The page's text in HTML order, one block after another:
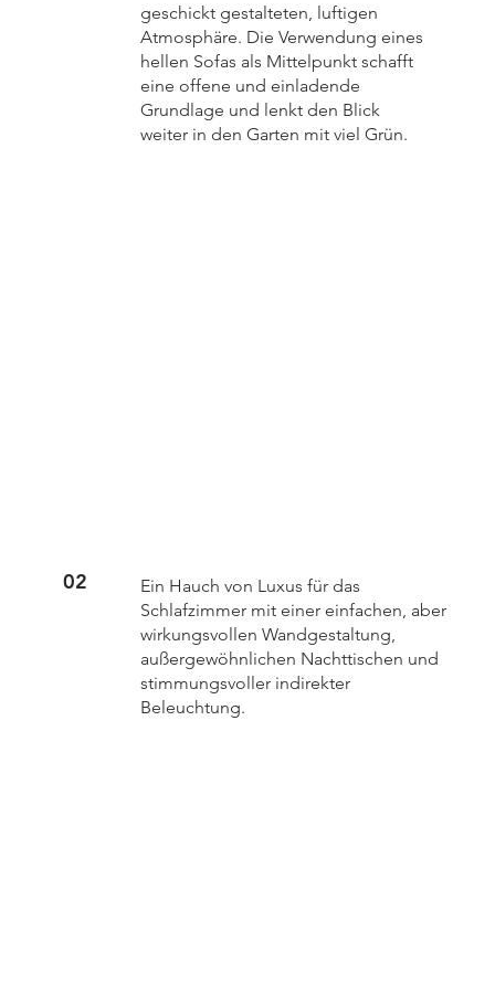
geschickt gestalteten, luftigen
Atmosphäre. Die Verwendung eines
hellen Sofas als Mittelpunkt schafft
eine offene und einladende
Grundlage und lenkt den Blick
weiter in den Garten mit viel Grün.
02
Ein Hauch von Luxus für das
Schlafzimmer mit einer einfachen, aber
wirkungsvollen Wandgestaltung,
außergewöhnlichen Nachttischen und
stimmungsvoller indirekter
Beleuchtung.